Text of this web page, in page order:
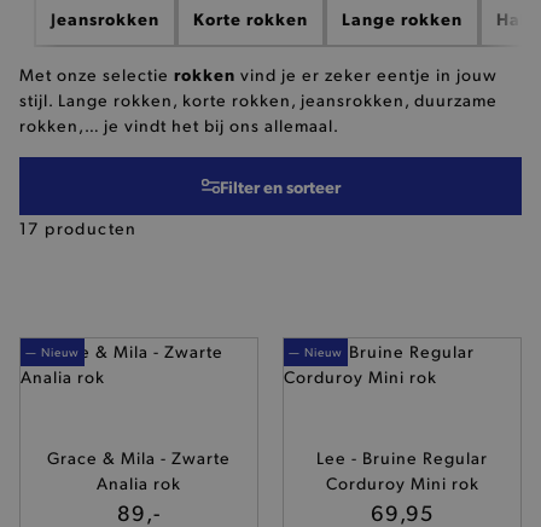
Jeansrokken Korte rokken Lange rokken
Met onze selectie rokken vind je er zeker eentje in jouw
stijl. Lange rokken, korte rokken, jeansrokken, duurzame
rokken,… je vindt het bij ons allemaal.
17 producten
Filter en sorteer
— Nieuw
Grace & Mila - Zwarte
Analia rok
89,-
— Nieuw
Lee - Bruine Regular
Corduroy Mini rok
69,95